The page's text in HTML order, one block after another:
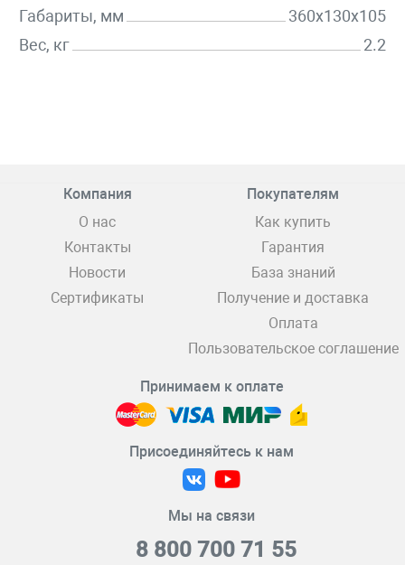
Габариты, мм
360х130х105
Вес, кг
2.2
Компания
О нас
Контакты
Новости
Сертификаты
Покупателям
Как купить
Гарантия
База знаний
Получение и доставка
Оплата
Пользовательское соглашение
Принимаем к оплате
Присоединяйтесь к нам
Мы на связи
8 800 700 71 55